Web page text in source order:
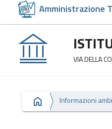
Amministrazione
VIA DELLA